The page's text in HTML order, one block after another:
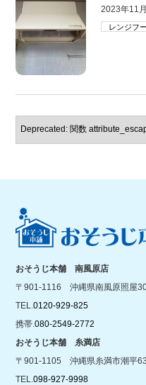
2023年11
レンジフ
おそうじ本舗 南風原店
〒901-1116 沖縄県南風原照屋
TEL.0120-929-825
携帯.080-2549-2772
おそうじ本舗 糸満店
〒901-1105 沖縄県糸満市潮平
TEL.098-927-9998